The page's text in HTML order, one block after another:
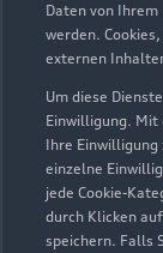
Daten von
werden.
externen
Um diese
Einwilligung. Mit
Ihre Einwilligung
einzelne
jede Cookie-
durch Klicken
speichern. Falls
Zu den